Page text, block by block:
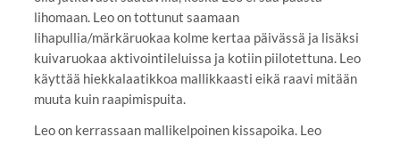
lihomaan. Leo on tottunut saamaan
lihapullia/märkäruokaa kolme kertaa päivässä ja lisäksi
kuivaruokaa aktivointileluissa ja kotiin piilotettuna. Leo
käyttää hiekkalaatikkoa mallikkaasti eikä raavi mitään
muuta kuin raapimispuita.
Leo on kerrassaan mallikelpoinen kissapoika. Leo